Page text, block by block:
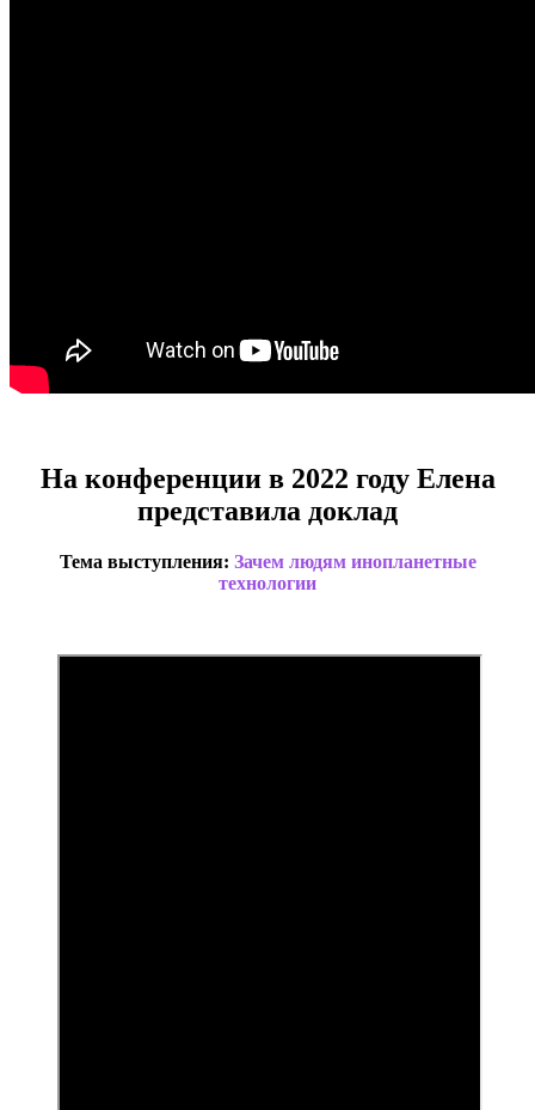
На конференции в 2022 году Елена
представила доклад
Тема выступления: Зачем людям инопланетные
технологии